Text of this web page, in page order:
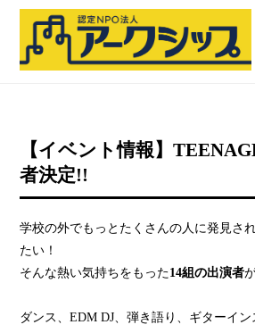
【イベント情報】
者決定!!
学校の外でもっとたくさんの人に発見さ
たい！
そんな熱い気持ちをもった14組の出演者
ダンス、EDM DJ、弾き語り、ギターイン